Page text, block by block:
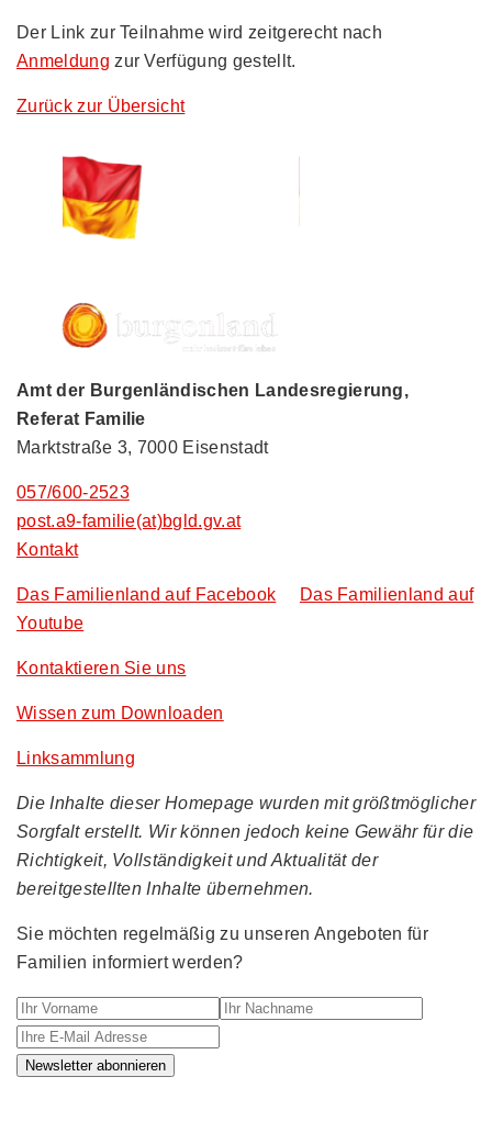
Der Link zur Teilnahme wird zeitgerecht nach
Anmeldung zur Verfügung gestellt.
Zurück zur Übersicht
Amt der Burgenländischen Landesregierung,
Referat Familie
Marktstraße 3, 7000 Eisenstadt
057/600-2523
post.a9-familie(at)bgld.gv.at
Kontakt
Das Familienland auf Facebook
Das Familienland auf
Youtube
Kontaktieren Sie uns
Wissen zum Downloaden
Linksammlung
Die Inhalte dieser Homepage wurden mit größtmöglicher
Sorgfalt erstellt. Wir können jedoch keine Gewähr für die
Richtigkeit, Vollständigkeit und Aktualität der
bereitgestellten Inhalte übernehmen.
Sie möchten regelmäßig zu unseren Angeboten für
Familien informiert werden?
Ihr Vorname Ihr Nachname
Newsletter abonnieren